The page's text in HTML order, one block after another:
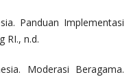
Panduan Implementasi
RI., n.d.
Moderasi Beragama.